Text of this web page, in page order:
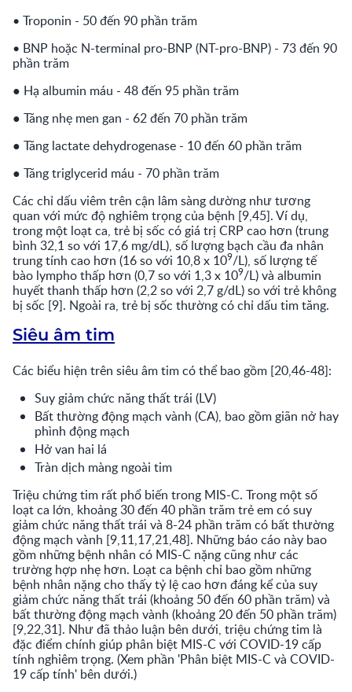
• Troponin - 50 đến 90 phần trăm
• BNP hoặc N-terminal pro-BNP (NT-pro-BNP) - 73 đến 90
phần trăm
● Hạ albumin máu - 48 đến 95 phần trăm
● Tăng nhẹ men gan - 62 đến 70 phần trăm
● Tăng lactate dehydrogenase - 10 đến 60 phần trăm
● Tăng triglycerid máu - 70 phần trăm
Các chỉ dấu viêm trên cận lâm sàng dường như tương
quan với mức độ nghiêm trọng của bệnh [9,45]. Ví dụ,
trong một loạt ca, trẻ bị sốc có giá trị CRP cao hơn (trung
bình 32,1 so với 17,6 mg/dL), số lượng bạch cầu đa nhân
trung tính cao hơn (16 so với 10,8 x 109/L), số lượng tế
bào lympho thấp hơn (0,7 so với 1,3 x 109/L) và albumin
huyết thanh thấp hơn (2,2 so với 2,7 g/dL) so với trẻ không
bị sốc [9]. Ngoài ra, trẻ bị sốc thường có chỉ dấu tim tăng.
Siêu âm tim
Các biểu hiện trên siêu âm tim có thể bao gồm [20,46-48]:
Suy giảm chức năng thất trái (LV)
Bất thường động mạch vành (CA), bao gồm giãn nở hay
phình động mạch
Hở van hai lá
Tràn dịch màng ngoài tim
Triệu chứng tim rất phổ biến trong MIS-C. Trong một số
loạt ca lớn, khoảng 30 đến 40 phần trăm trẻ em có suy
giảm chức năng thất trái và 8-24 phần trăm có bất thường
động mạch vành [9,11,17,21,48]. Những báo cáo này bao
gồm những bệnh nhân có MIS-C nặng cũng như các
trường hợp nhẹ hơn. Loạt ca bệnh chỉ bao gồm những
bệnh nhân nặng cho thấy tỷ lệ cao hơn đáng kể của suy
giảm chức năng thất trái (khoảng 50 đến 60 phần trăm) và
bất thường động mạch vành (khoảng 20 đến 50 phần trăm)
[9,22,31]. Như đã thảo luận bên dưới, triệu chứng tim là
đặc điểm chính giúp phân biệt MIS-C với COVID-19 cấp
tính nghiêm trọng. (Xem phần 'Phân biệt MIS-C và COVID-
19 cấp tính' bên dưới.)